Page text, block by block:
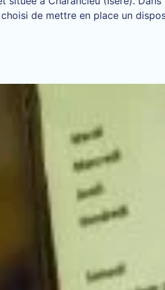
de mettre en place un